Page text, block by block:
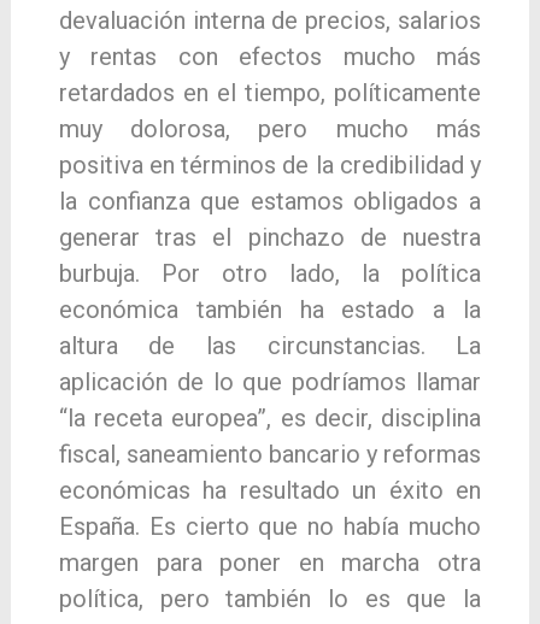
devaluación interna de precios, salarios
y rentas con efectos mucho más
retardados en el tiempo, políticamente
muy dolorosa, pero mucho más
positiva en términos de la credibilidad y
la confianza que estamos obligados a
generar tras el pinchazo de nuestra
burbuja. Por otro lado, la política
económica también ha estado a la
altura de las circunstancias. La
aplicación de lo que podríamos llamar
“la receta europea”, es decir, disciplina
fiscal, saneamiento bancario y reformas
económicas ha resultado un éxito en
España. Es cierto que no había mucho
margen para poner en marcha otra
política, pero también lo es que la